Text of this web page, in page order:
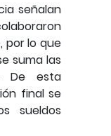
señalan
por lo que
suma las
De esta
final se
sueldos